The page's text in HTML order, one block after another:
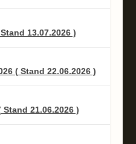
13.07.2026 )
( Stand 22.06.2026 )
21.06.2026 )